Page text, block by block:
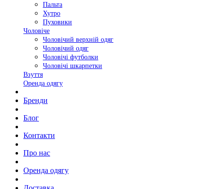
Пальта
Хутро
Пуховики
Чоловіче
Чоловічий верхній одяг
Чоловічий одяг
Чоловічі футболки
Чоловічі шкарпетки
Взуття
Оренда одягу
Бренди
Блог
Контакти
Про нас
Оренда одягу